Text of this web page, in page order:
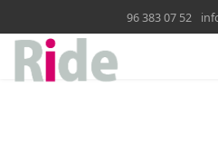
96 383 07 52